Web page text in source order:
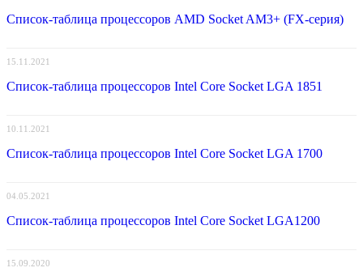
Список-таблица процессоров AMD Socket AM3+ (FX-серия)
15.11.2021
Список-таблица процессоров Intel Core Socket LGA 1851
10.11.2021
Список-таблица процессоров Intel Core Socket LGA 1700
04.05.2021
Список-таблица процессоров Intel Core Socket LGA1200
15.09.2020